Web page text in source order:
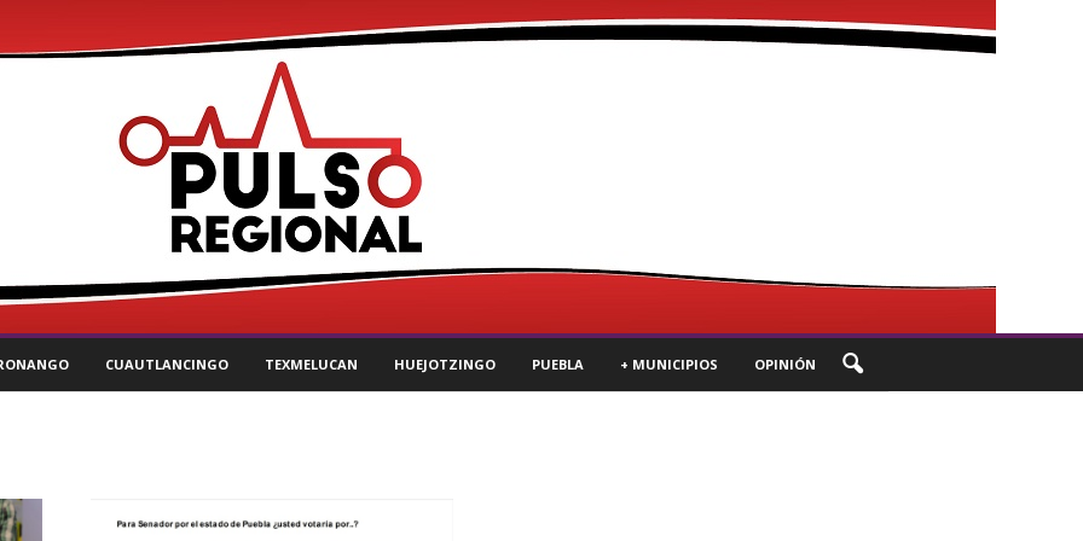
CUAUTLANCINGO TEXMELUCAN HUEJOTZINGO PUEBLA + MUNICIPIOS OPINIÓN